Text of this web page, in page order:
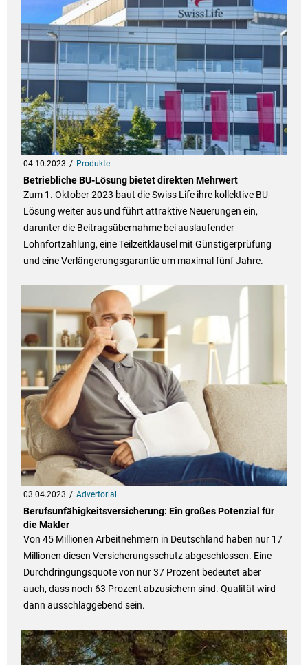
04.10.2023 Produkte
Betriebliche BU-Lösung bietet direkten Mehrwert
Zum 1. Oktober 2023 baut die Swiss Life ihre kollektive BU-
Lösung weiter aus und führt attraktive Neuerungen ein,
darunter die Beitragsübernahme bei auslaufender
Lohnfortzahlung, eine Teilzeitklausel mit Günstigerprüfung
und eine Verlängerungsgarantie um maximal fünf Jahre.
03.04.2023 Advertorial
Berufsunfähigkeitsversicherung: Ein großes Potenzial für
die Makler
Von 45 Millionen Arbeitnehmern in Deutschland haben nur 17
Millionen diesen Versicherungsschutz abgeschlossen. Eine
Durchdringungsquote von nur 37 Prozent bedeutet aber
auch, dass noch 63 Prozent abzusichern sind. Qualität wird
dann ausschlaggebend sein.